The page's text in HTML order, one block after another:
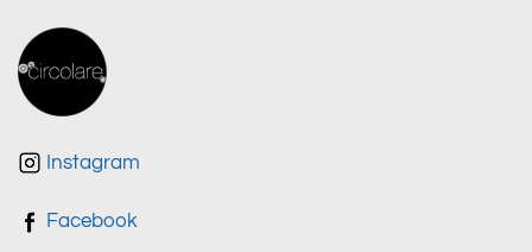
Instagram
Facebook